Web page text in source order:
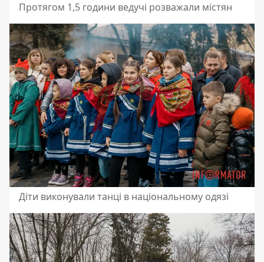
Протягом 1,5 години ведучі розважали містян
Діти виконували танці в національному одязі